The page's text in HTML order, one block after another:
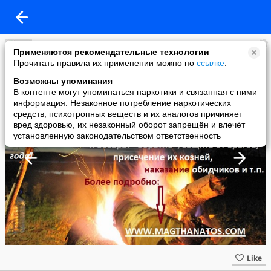
Применяются рекомендательные технологии
Прочитать правила их применении можно по ссылке
Возможны упоминания
В контенте могут упоминаться наркотики и связанная с ними
информация. Незаконное потребление наркотических
средств, психотропных веществ и их аналогов причиняет
вред здоровью, их незаконный оборот запрещён и влечёт
установленную законодательством ответственность
Великие мысли Великих женщин
added a photo
05 Oct в 14:22
Like